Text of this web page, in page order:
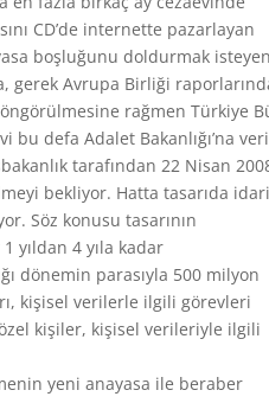
CD’de internette pazarlayan
boşluğunu doldurmak isteyen
gerek Avrupa Birliği
rağmen Türkiye
bu defa Adalet Bakanlığı’na
tarafından 22 Nisan
bekliyor. Hatta tasarıda idari
Söz konusu tasarının
yıldan 4 yıla kadar
dönemin parasıyla 500 milyon
kişisel verilerle ilgili görevleri
kişiler, kişisel verileriyle ilgili
yeni anayasa ile beraber